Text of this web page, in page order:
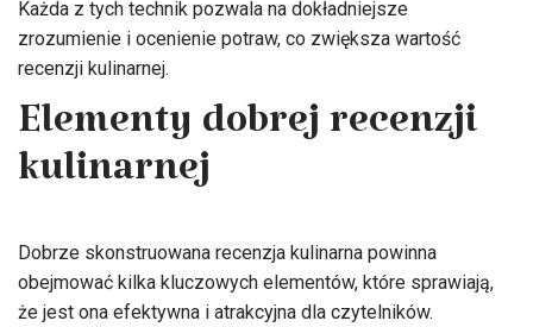
Każda z tych technik pozwala na dokładniejsze
zrozumienie i ocenienie potraw, co zwiększa wartość
recenzji kulinarnej.
Elementy dobrej recenzji
kulinarnej
Dobrze skonstruowana recenzja kulinarna powinna
obejmować kilka kluczowych elementów, które sprawiają,
że jest ona efektywna i atrakcyjna dla czytelników.